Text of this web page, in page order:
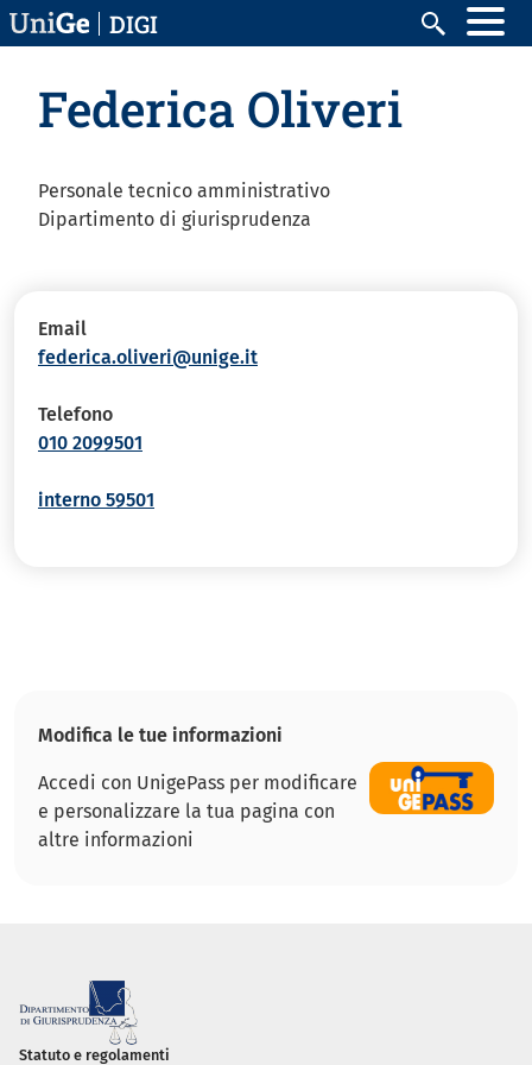
Salta al contenuto principale
DIGI Cerca
Federica Oliveri
Personale tecnico amministrativo
Dipartimento di giurisprudenza
Email
federica.oliveri@unige.it
Telefono
010 2099501
interno 59501
Modifica le tue informazioni
Accedi con UnigePass per modificare
e personalizzare la tua pagina con
altre informazioni
Piè di pagina
Statuto e regolamenti